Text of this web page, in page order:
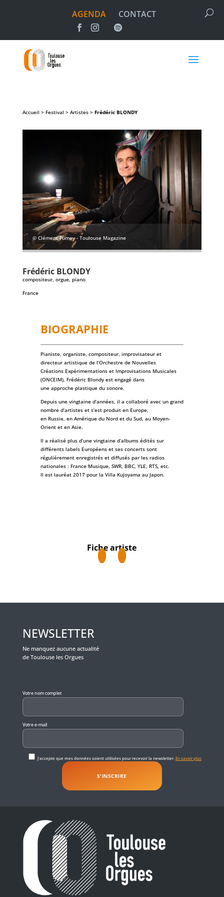
AGENDA CONTACT
Accueil > Festival > Artistes > Frédéric BLONDY
© Clément Fumey - Toulouse Magazine
Frédéric BLONDY
compositeur, orgue, piano
France
BIOGRAPHIE
Pianiste, organiste, compositeur, improvisateur et
directeur artistique de l’Orchestre de Nouvelles
Créations Expérimentations et Improvisations Musicales
(ONCEIM), Frédéric Blondy est engagé dans
une approche plastique du sonore.
Depuis une vingtaine d’années, il a collaboré avec un grand
nombre d’artistes et s’est produit en Europe,
en Russie, en Amérique du Nord et du Sud, au Moyen-
Orient et en Asie.
Il a réalisé plus d’une vingtaine d’albums édités sur
différents labels Européens et ses concerts sont
régulièrement enregistrés et diffusés par les radios
nationales : France Musique, SWR, BBC, YLE, RTS, etc.
Il est lauréat 2017 pour la Villa Kujoyama au Japon.
Fiche artiste
NEWSLETTER
Ne manquez aucune actualité
de Toulouse les Orgues
Votre nom complet
Votre e-mail
J'accepte que mes données soient utilisées pour recevoir la newsletter.En savoir plus